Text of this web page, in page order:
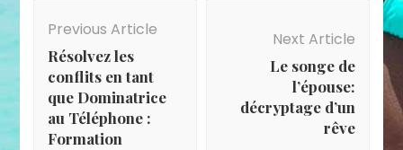
Navigation
Previous Article
Résolvez les
conflits en tant
que Dominatrice
au Téléphone :
Formation
Next Article
Le songe de
l’épouse:
décryptage d’un
rêve